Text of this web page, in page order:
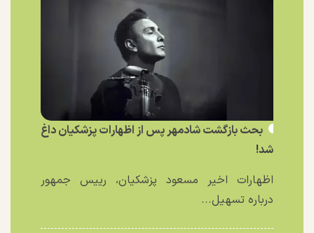
بحث بازگشت شادمهر پس از اظهارات پزشکیان داغ
شد!
اظهارات اخیر مسعود پزشکیان، رییس جمهور
درباره تسهیل...